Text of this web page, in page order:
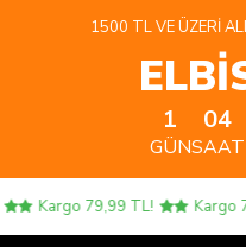
1500 TL VE ÜZERI
1
GÜN
04
SAAT
Kargo 79,99 TL! Kargo